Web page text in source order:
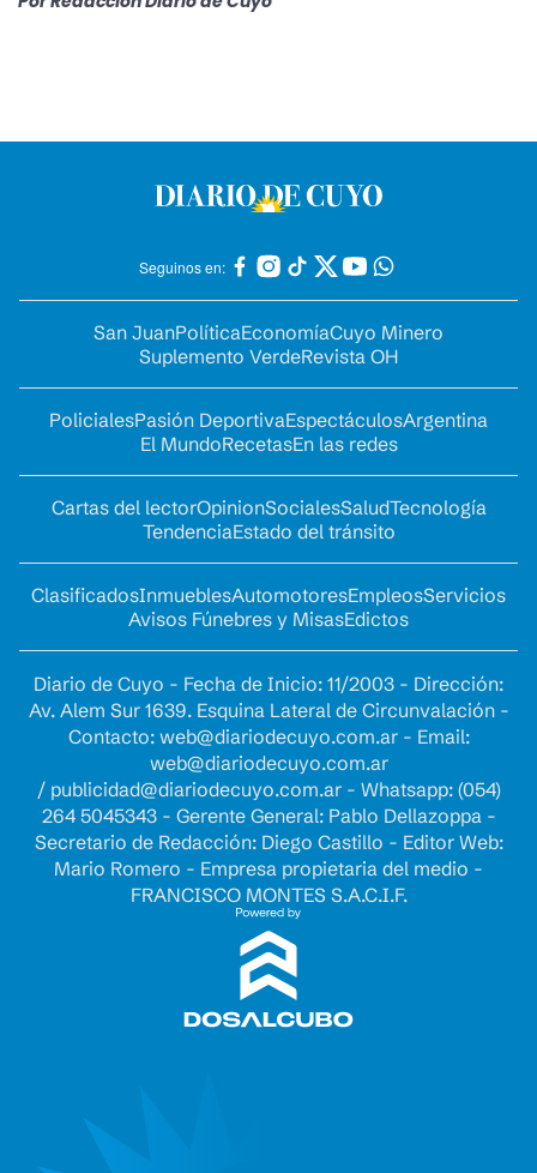
Seguinos en:
San JuanPolíticaEconomíaCuyo Minero
Suplemento VerdeRevista OH
PolicialesPasión DeportivaEspectáculosArgentina
El MundoRecetasEn las redes
Cartas del lectorOpinionSocialesSaludTecnología
TendenciaEstado del tránsito
ClasificadosInmueblesAutomotoresEmpleosServicios
Avisos Fúnebres y MisasEdictos
Diario de Cuyo - Fecha de Inicio: 11/2003 - Dirección:
Av. Alem Sur 1639. Esquina Lateral de Circunvalación -
Contacto: web@diariodecuyo.com.ar- Email:
web@diariodecuyo.com.ar
/ publicidad@diariodecuyo.com.ar- Whatsapp: (054)
264 5045343 - Gerente General: Pablo Dellazoppa -
Secretario de Redacción: Diego Castillo - Editor Web:
Mario Romero - Empresa propietaria del medio -
FRANCISCO MONTES S.A.C.I.F.